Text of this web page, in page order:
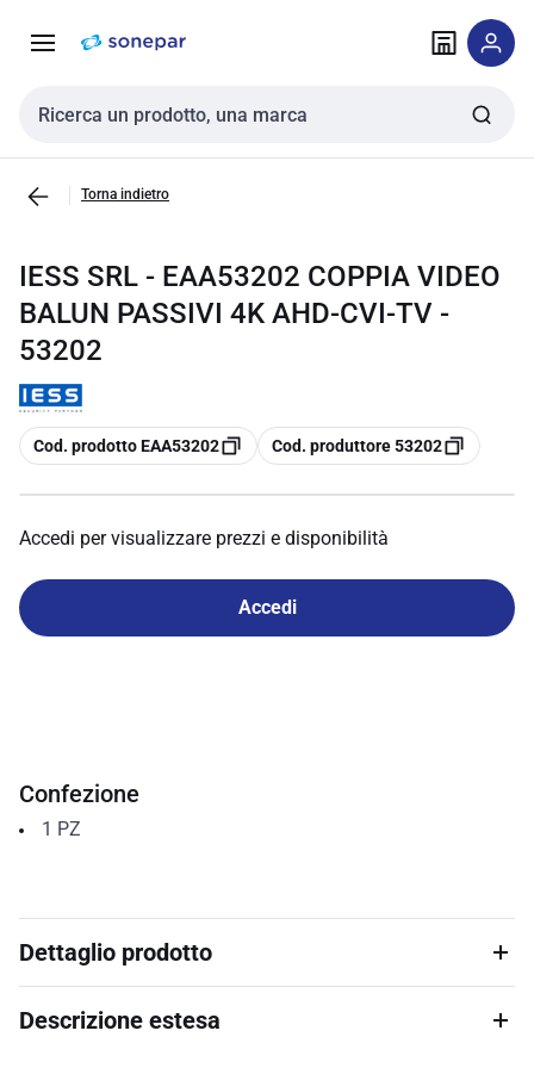
navigazione alla
Cerca input
Torna indietro
IESS SRL - EAA53202 COPPIA VIDEO
BALUN PASSIVI 4K AHD-CVI-TV -
53202
copia
Cod. prodotto EAA53202 copia
Cod. produttore 53202
Accedi per visualizzare prezzi e disponibilità
Accedi
Confezione
1 PZ
Dettaglio prodotto
Descrizione estesa